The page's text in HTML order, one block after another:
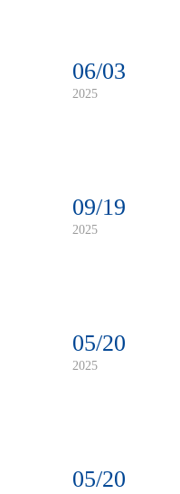
06/03
2025
09/19
2025
05/20
2025
05/20